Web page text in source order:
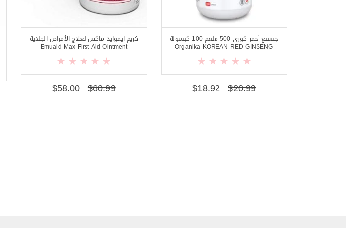
جنسنغ أحمر كوري 500 ملغم 100 كبسولة
Organika KOREAN RED GINSENG
$20.99
$18.92
كريم ايموايد ماكس لعلاج الأمراض الجلدية
Emuaid Max First Aid Ointment
$60.99
$58.00